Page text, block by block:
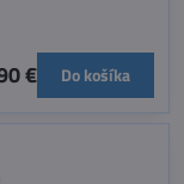
€ Do košíka